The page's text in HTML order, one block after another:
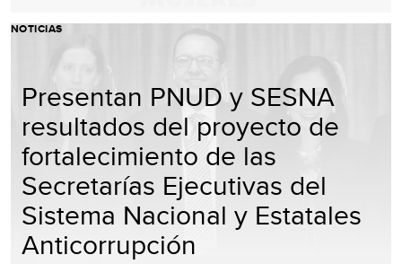
NOTICIAS
Presentan PNUD y SESNA
resultados del proyecto de
fortalecimiento de las
Secretarías Ejecutivas del
Sistema Nacional y Estatales
Anticorrupción